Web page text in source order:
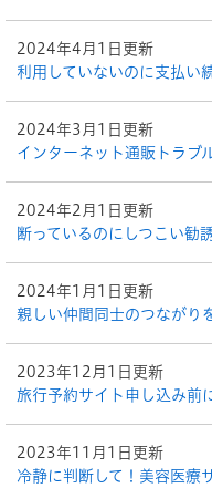
2024年4月1日更新
利用していないのに支払い
2024年3月1日更新
インターネット通販トラブ
2024年2月1日更新
断っているのにしつこい勧
2024年1月1日更新
親しい仲間同士のつながり
2023年12月1日更新
旅行予約サイト申し込み前
2023年11月1日更新
冷静に判断して！美容医療